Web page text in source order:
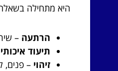
היא מתחילה
הרתעה –
תיעוד איכותי
זיהוי – פנים,